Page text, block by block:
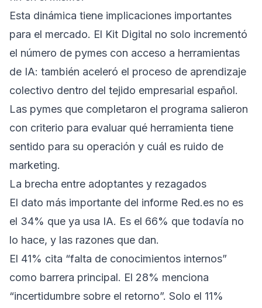
Esta dinámica tiene implicaciones importantes
para el mercado. El Kit Digital no solo incrementó
el número de pymes con acceso a herramientas
de IA: también aceleró el proceso de aprendizaje
colectivo dentro del tejido empresarial español.
Las pymes que completaron el programa salieron
con criterio para evaluar qué herramienta tiene
sentido para su operación y cuál es ruido de
marketing.
La brecha entre adoptantes y rezagados
El dato más importante del informe Red.es no es
el 34% que ya usa IA. Es el 66% que todavía no
lo hace, y las razones que dan.
El 41% cita “falta de conocimientos internos”
como barrera principal. El 28% menciona
“incertidumbre sobre el retorno”. Solo el 11%